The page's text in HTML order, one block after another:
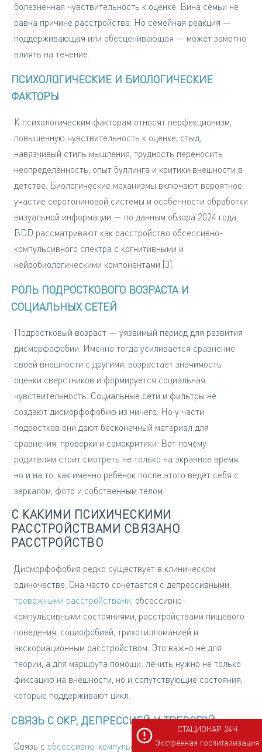
болезненная чувствительность к оценке. Вина семьи не
равна причине расстройства. Но семейная реакция —
поддерживающая или обесценивающая — может заметно
влиять на течение.
ПСИХОЛОГИЧЕСКИЕ И БИОЛОГИЧЕСКИЕ
ФАКТОРЫ
К психологическим факторам относят перфекционизм,
повышенную чувствительность к оценке, стыд,
навязчивый стиль мышления, трудность переносить
неопределённость, опыт буллинга и критики внешности в
детстве. Биологические механизмы включают вероятное
участие серотониновой системы и особенности обработки
визуальной информации — по данным обзора 2024 года,
BDD рассматривают как расстройство обсессивно-
компульсивного спектра с когнитивными и
нейробиологическими компонентами [3].
РОЛЬ ПОДРОСТКОВОГО ВОЗРАСТА И
СОЦИАЛЬНЫХ СЕТЕЙ
Подростковый возраст — уязвимый период для развития
дисморфофобии. Именно тогда усиливается сравнение
своей внешности с другими, возрастает значимость
оценки сверстников и формируется социальная
чувствительность. Социальные сети и фильтры не
создают дисморфофобию из ничего. Но у части
подростков они дают бесконечный материал для
сравнения, проверки и самокритики. Вот почему
родителям стоит смотреть не только на экранное время,
но и на то, как именно ребёнок после этого ведёт себя с
зеркалом, фото и собственным телом.
С КАКИМИ ПСИХИЧЕСКИМИ
РАССТРОЙСТВАМИ СВЯЗАНО
РАССТРОЙСТВО
Дисморфофобия редко существует в клиническом
одиночестве. Она часто сочетается с депрессивными,
тревожными расстройствами, обсессивно-
компульсивными состояниями, расстройствами пищевого
поведения, социофобией, трихотилломанией и
экскориационным расстройством. Это важно не для
теории, а для маршрута помощи: лечить нужно не только
фиксацию на внешности, но и сопутствующие состояния,
которые поддерживают цикл.
СВЯЗЬ С ОКР, ДЕПРЕССИЕЙ И ТРЕВОГОЙ
Связь с обсессивно-компульсивным расстройством
СТАЦИОНАР 24Ч
Экстренная госпитализация